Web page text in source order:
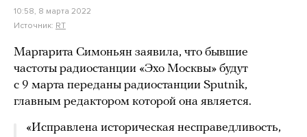
10:58, 8 марта 2022
Источник: RT
Маргарита Симоньян заявила, что бывшие
частоты радиостанции «Эхо Москвы» будут
с 9 марта переданы радиостанции Sputnik,
главным редактором которой она является.
«Исправлена историческая несправедливость,